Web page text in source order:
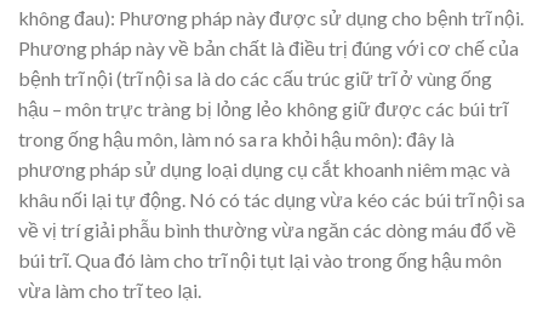
không đau): Phương pháp này được sử dụng cho bệnh trĩ nội.
Phương pháp này về bản chất là điều trị đúng với cơ chế của
bệnh trĩ nội (trĩ nội sa là do các cấu trúc giữ trĩ ở vùng ống
hậu – môn trực tràng bị lỏng lẻo không giữ được các búi trĩ
trong ống hậu môn, làm nó sa ra khỏi hậu môn): đây là
phương pháp sử dụng loại dụng cụ cắt khoanh niêm mạc và
khâu nối lại tự động. Nó có tác dụng vừa kéo các búi trĩ nội sa
về vị trí giải phẫu bình thường vừa ngăn các dòng máu đổ về
búi trĩ. Qua đó làm cho trĩ nội tụt lại vào trong ống hậu môn
vừa làm cho trĩ teo lại.